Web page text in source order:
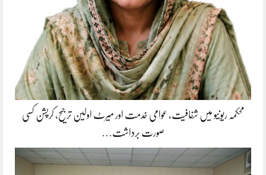
محکمہ ریونیو میں شفافیت، عوامی خدمت اور میرٹ اولین ترجیح، کرپشن کسی
صورت برداشت…